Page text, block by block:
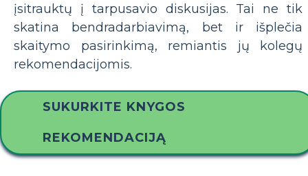
įsitrauktų į tarpusavio diskusijas. Tai ne tik
skatina bendradarbiavimą, bet ir išplečia
skaitymo pasirinkimą, remiantis jų kolegų
rekomendacijomis.
SUKURKITE KNYGOS
REKOMENDACIJĄ